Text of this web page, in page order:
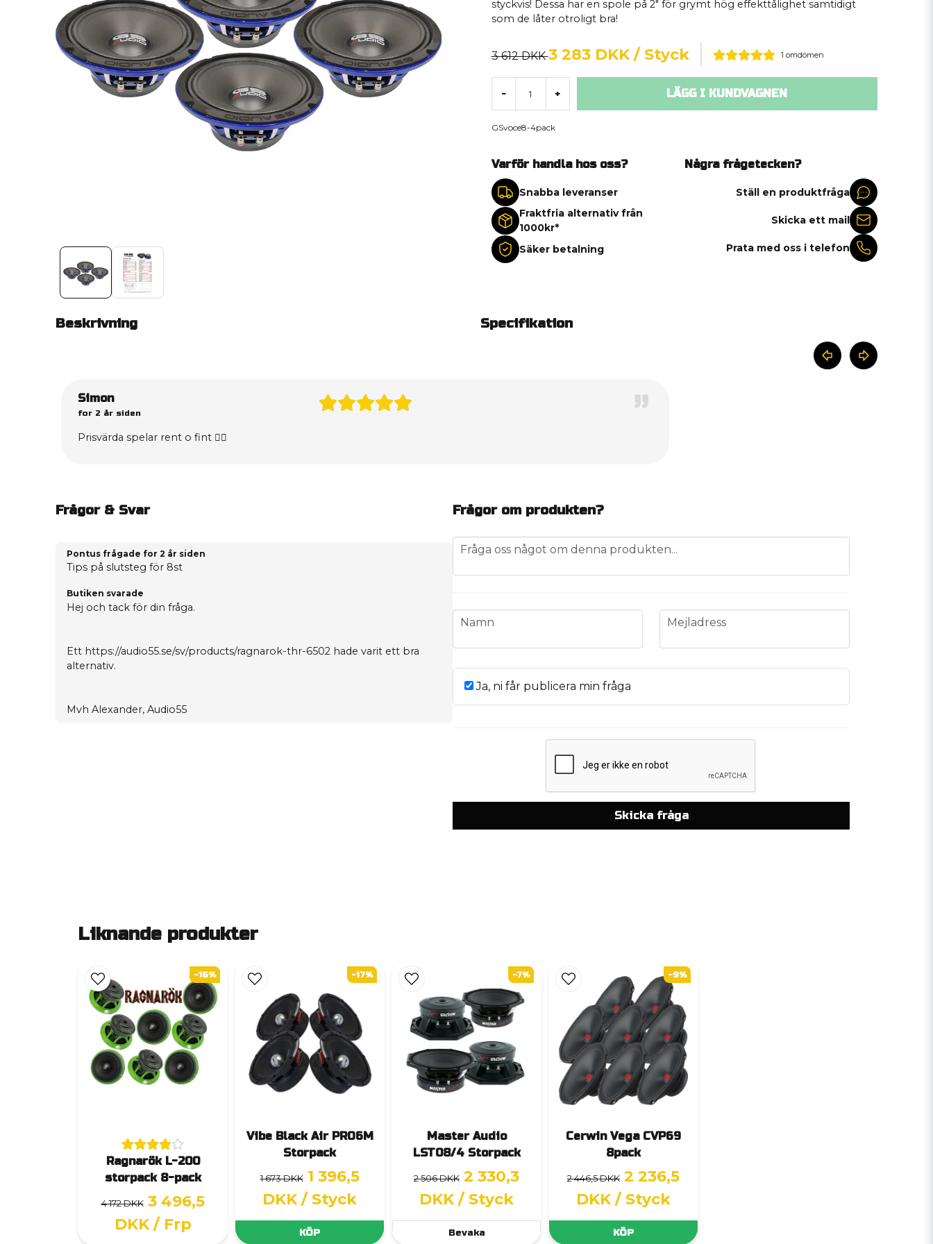
styckvis! Dessa har en spole på 2" för grymt hög effekttålighet samtidigt
som de låter otroligt bra!
3 612 DKK3 283 DKK / Styck 1 omdömen
- + LÄGG I KUNDVAGNEN
GSvoce8-4pack
Varför handla hos oss?
Snabba leveranser
Fraktfria alternativ från
1000kr*
Säker betalning
Några frågetecken?
Ställ en produktfråga
Skicka ett mail
Prata med oss i telefon
Beskrivning Specifikation
Simon
for 2 år siden
Prisvärda spelar rent o fint 👌🏻
Frågor & Svar
Pontus frågade for 2 år siden
Tips på slutsteg för 8st
Butiken svarade
Hej och tack för din fråga.
Ett https://audio55.se/sv/products/ragnarok-thr-6502 hade varit ett bra
alternativ.
Mvh Alexander, Audio55
Frågor om produkten?
question
Fråga oss något om denna produkten...
name
Namn email
Mejladress
Ja, ni får publicera min fråga
Skicka fråga
Liknande produkter
Ragnarök L-200
storpack 8-pack
4 172 DKK 3 496,5
DKK / Frp
-16%
Vibe Black Air PRO6M
Storpack
1 673 DKK 1 396,5
DKK / Styck
KÖP
-17%
Master Audio
LST08/4 Storpack
2 506 DKK 2 330,3
DKK / Styck
Bevaka
-7%
Cerwin Vega CVP69
8pack
2 446,5 DKK 2 236,5
DKK / Styck
KÖP
-9%